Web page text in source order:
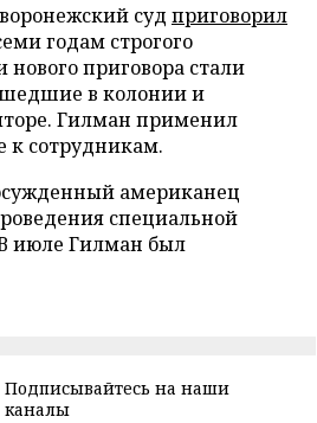
суд приговорил
годам строгого
приговора стали
в колонии и
Гилман применил
к сотрудникам.
американец
специальной
июле Гилман был
Подписывайтесь на наши
каналы